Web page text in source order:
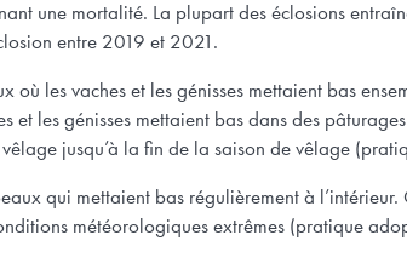
une mortalité. La plupart des éclosions
entre 2019 et 2021.
où les vaches et les génisses mettaient bas
et les génisses mettaient bas dans des
jusqu’à la fin de la saison de vêlage
qui mettaient bas régulièrement à
météorologiques extrêmes (pratique